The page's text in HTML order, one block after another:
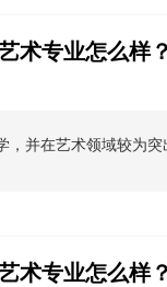
术专业怎么样
，并在艺术领域较为
术专业怎么样